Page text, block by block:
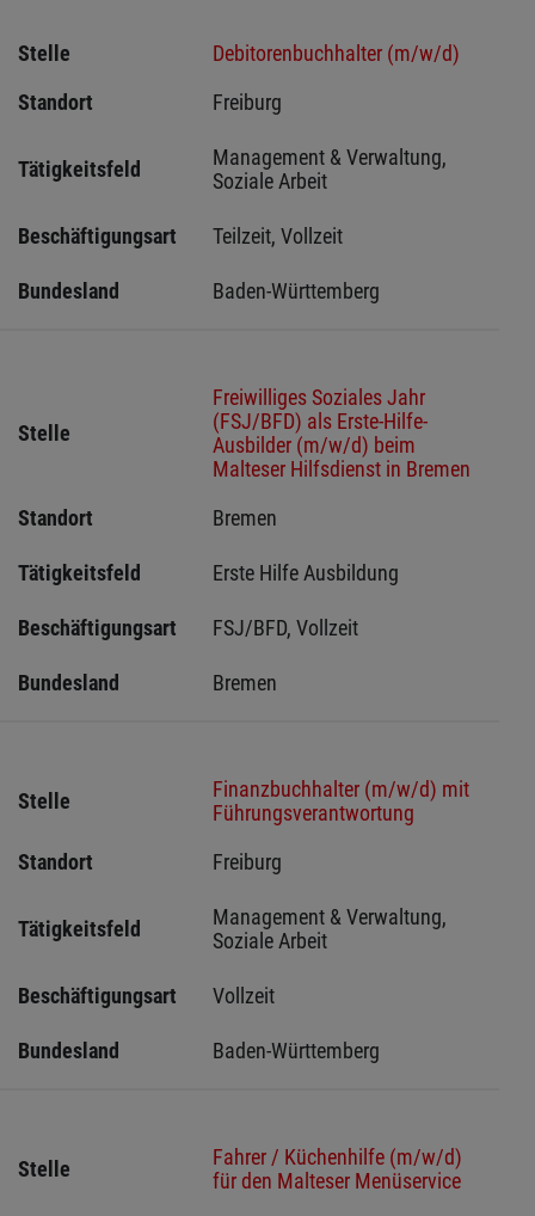
Stelle
Debitorenbuchhalter (m/w/d)
Standort
Freiburg
Tätigkeitsfeld
Management & Verwaltung,
Soziale Arbeit
Beschäftigungsart Teilzeit, Vollzeit
Bundesland Baden-Württemberg
Stelle
Freiwilliges Soziales Jahr
(FSJ/BFD) als Erste-Hilfe-
Ausbilder (m/w/d) beim
Malteser Hilfsdienst in Bremen
Standort
Bremen
Tätigkeitsfeld Erste Hilfe Ausbildung
Beschäftigungsart FSJ/BFD, Vollzeit
Bundesland Bremen
Stelle
Finanzbuchhalter (m/w/d) mit
Führungsverantwortung
Standort
Freiburg
Tätigkeitsfeld
Management & Verwaltung,
Soziale Arbeit
Beschäftigungsart Vollzeit
Bundesland Baden-Württemberg
Stelle
Fahrer / Küchenhilfe (m/w/d)
für den Malteser Menüservice